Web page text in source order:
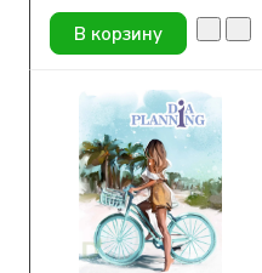
В корзину